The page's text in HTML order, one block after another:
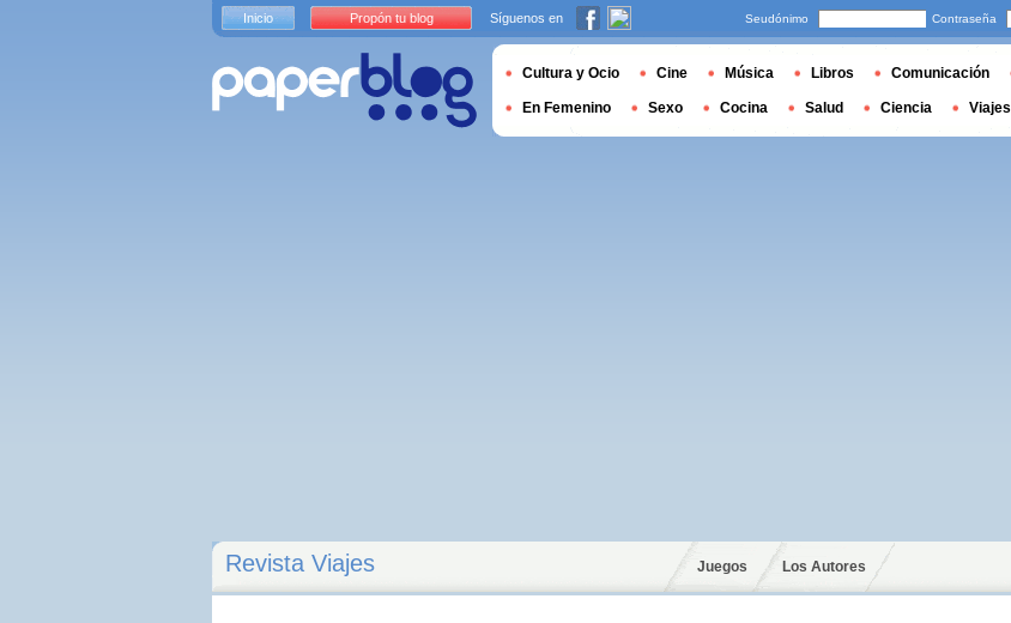
Revista Viajes Juegos Los Autores
Inicio Propón tu blog Síguenos en Seudónimo Contraseña
Cultura y Ocio Cine Música Libros Comunicación
En Femenino Sexo Cocina Salud Ciencia Viajes